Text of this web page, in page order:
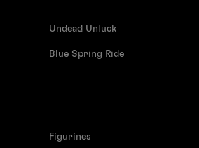
Undead Unluck
Blue Spring Ride
Figurines